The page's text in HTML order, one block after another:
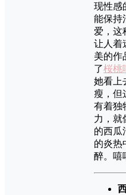
现性感
能保持
爱，这
让人着
美的作
了桜桃
她看上
瘦，但
有着独
力，就
的西瓜
的炎热
醉。嘻